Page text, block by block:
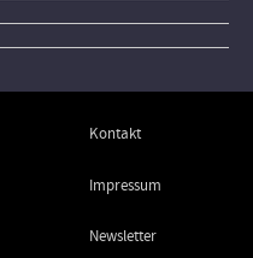
Kontakt
Impressum
Newsletter